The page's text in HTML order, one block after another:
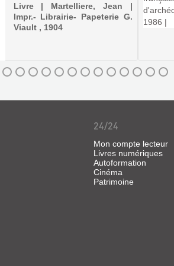
Livre | Martelliere, Jean |
Impr.- Librairie- Papeterie G.
Viault , 1904
24/24
Mon compte lecteur
Livres numériques
Autoformation
Cinéma
Patrimoine